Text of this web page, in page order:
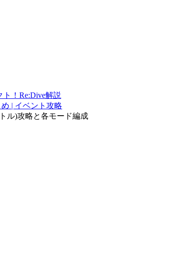
！Re:Dive解説
| イベント攻略
ル)攻略と各モード編成